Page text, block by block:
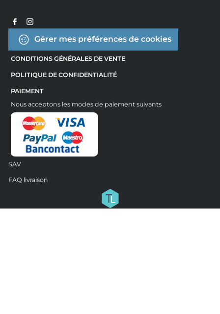
Gérer mes préférences de cookies
CONDITIONS GÉNÉRALES DE VENTE
POLITIQUE DE CONFIDENTIALITÉ
PAIEMENT
Nous acceptons les modes de paiement suivants
SAV
FAQ livraison